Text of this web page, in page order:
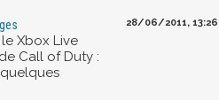
Xbox Live
Call of Duty :
28/06/2011, 13:26